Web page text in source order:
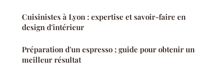
Cuisinistes à Lyon : expertise et savoir-faire en
design d'intérieur
Préparation d'un espresso ; guide pour obtenir un
meilleur résultat